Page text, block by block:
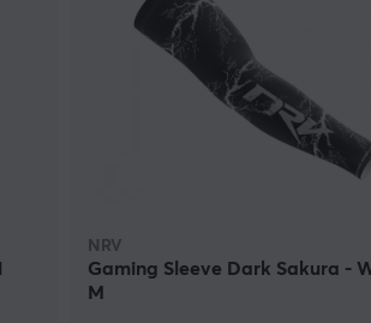
NRV
Gaming Sleeve Dark Sakura -
M